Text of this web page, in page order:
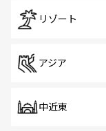
リゾート
アジア
中近東